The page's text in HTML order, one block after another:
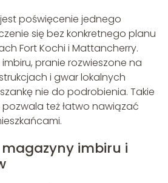
poświęcenie jednego
się bez konkretnego planu
Fort Kochi i Mattancherry.
pranie rozwieszone na
i gwar lokalnych
nie do podrobienia. Takie
też łatwo nawiązać
imbiru i